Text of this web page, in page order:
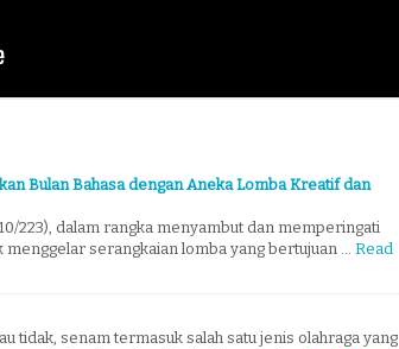
Bulan Bahasa dengan Aneka Lomba Kreatif dan
223), dalam rangka menyambut dan memperingati
menggelar serangkaian lomba yang bertujuan … Read
tidak, senam termasuk salah satu jenis olahraga yang